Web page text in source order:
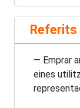
Referits
— Emprar
eines